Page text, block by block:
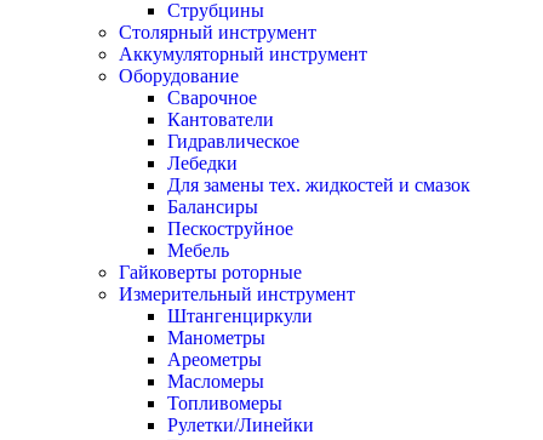
Струбцины
Столярный инструмент
Аккумуляторный инструмент
Оборудование
Сварочное
Кантователи
Гидравлическое
Лебедки
Для замены тех. жидкостей и смазок
Балансиры
Пескоструйное
Мебель
Гайковерты роторные
Измерительный инструмент
Штангенциркули
Манометры
Ареометры
Масломеры
Топливомеры
Рулетки/Линейки